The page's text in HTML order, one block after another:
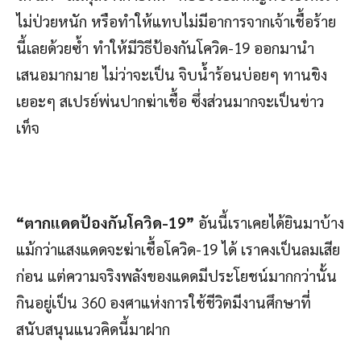
ไม่ป่วยหนัก หรือทำให้แทบไม่มีอาการจากเจ้าเชื้อร้าย
นี้เลยด้วยซ้ำ ทำให้มีวิธีป้องกันโควิด-19 ออกมานำ
เสนอมากมาย ไม่ว่าจะเป็น จิบน้ำร้อนบ่อยๆ ทานขิง
เยอะๆ สเปรย์พ่นปากฆ่าเชื้อ ซึ่งส่วนมากจะเป็นข่าว
เท็จ
“ตากแดดป้องกันโควิด-19” อันนี้เราเคยได้ยินมาบ้าง
แม้กว่าแสงแดดจะฆ่าเชื้อโควิด-19 ได้ เราคงเป็นลมเสีย
ก่อน แต่ความจริงพลังของแดดมีประโยชน์มากกว่านั้น
กินอยู่เป็น 360 องศาแห่งการใช้ชีวิตมีงานศึกษาที่
สนับสนุนแนวคิดนี้มาฝาก